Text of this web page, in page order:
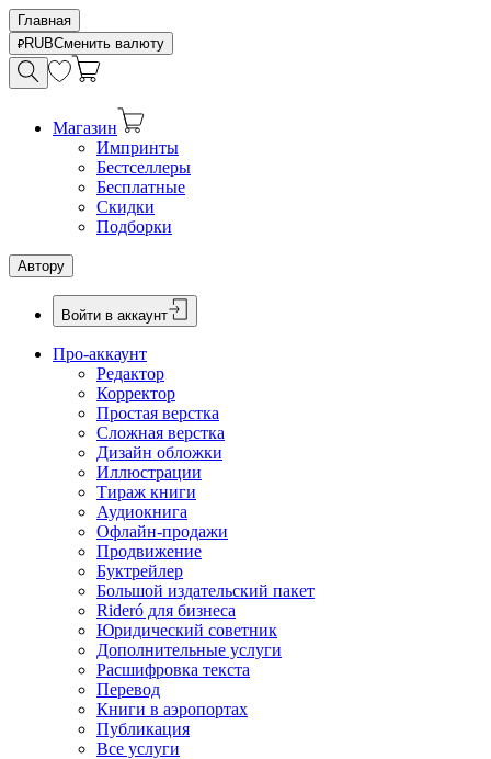
Главная
RUBСменить валюту
Магазин
Импринты
Бестселлеры
Бесплатные
Скидки
Подборки
Автору
Войти в аккаунт
Про-аккаунт
Редактор
Корректор
Простая верстка
Сложная верстка
Дизайн обложки
Иллюстрации
Тираж книги
Аудиокнига
Офлайн-продажи
Продвижение
Буктрейлер
Большой издательский пакет
Rideró для бизнеса
Юридический советник
Дополнительные услуги
Расшифровка текста
Перевод
Книги в аэропортах
Публикация
Все услуги